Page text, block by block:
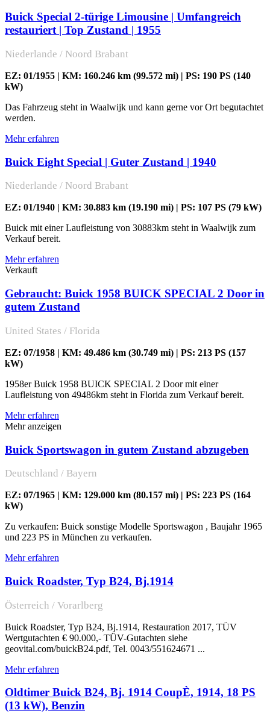
Buick Special 2-türige Limousine | Umfangreich
restauriert | Top Zustand | 1955
Niederlande / Noord Brabant
EZ: 01/1955 | KM: 160.246 km (99.572 mi) | PS: 190 PS (140
kW)
Das Fahrzeug steht in Waalwijk und kann gerne vor Ort begutachtet
werden.
Mehr erfahren
Buick Eight Special | Guter Zustand | 1940
Niederlande / Noord Brabant
EZ: 01/1940 | KM: 30.883 km (19.190 mi) | PS: 107 PS (79 kW)
Buick mit einer Laufleistung von 30883km steht in Waalwijk zum
Verkauf bereit.
Mehr erfahren
Verkauft
Gebraucht: Buick 1958 BUICK SPECIAL 2 Door in
gutem Zustand
United States / Florida
EZ: 07/1958 | KM: 49.486 km (30.749 mi) | PS: 213 PS (157
kW)
1958er Buick 1958 BUICK SPECIAL 2 Door mit einer
Laufleistung von 49486km steht in Florida zum Verkauf bereit.
Mehr erfahren
Mehr anzeigen
Buick Sportswagon in gutem Zustand abzugeben
Deutschland / Bayern
EZ: 07/1965 | KM: 129.000 km (80.157 mi) | PS: 223 PS (164
kW)
Zu verkaufen: Buick sonstige Modelle Sportswagon , Baujahr 1965
und 223 PS in München zu verkaufen.
Mehr erfahren
Buick Roadster, Typ B24, Bj.1914
Österreich / Vorarlberg
Buick Roadster, Typ B24, Bj.1914, Restauration 2017, TÜV
Wertgutachten € 90.000,- TÜV-Gutachten siehe
geovital.com/buickB24.pdf, Tel. 0043/551624671 ...
Mehr erfahren
Oldtimer Buick B24, Bj. 1914 CoupÈ, 1914, 18 PS
(13 kW), Benzin